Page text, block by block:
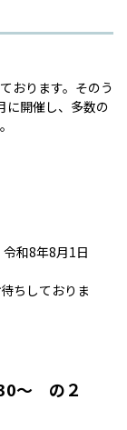
おります。そのう
に開催し、多数の
令和8年8月1日
ちしておりま
～ の２